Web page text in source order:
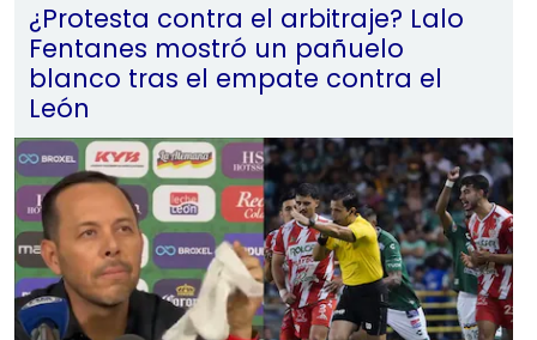
¿Protesta contra el arbitraje? Lalo
Fentanes mostró un pañuelo
blanco tras el empate contra el
León